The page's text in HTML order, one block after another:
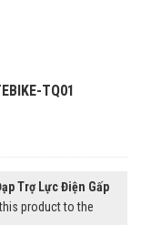
TQ01
Trợ Lực Điện Gấp
product to the